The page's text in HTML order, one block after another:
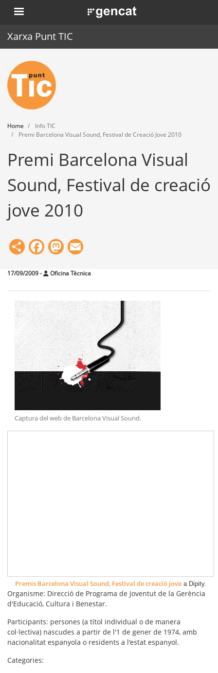
Skip
to
. Obre en una nova finestra.
Xarxa Punt TIC
Home
Punt TIC
News
Events
Training
Home
Info TIC
Premi Barcelona Visual Sound, Festival de Creació Jove 2010
Premi Barcelona Visual
Sound, Festival de creació
jove 2010
ShareFacebook
Mastodon
17/09/2009- Oficina Tècnica
Captura del web de Barcelona Visual Sound.
Premis Barcelona Visual Sound, Festival de creació jove a Dipity.
Organisme: Direcció de Programa de Joventut de la Gerència
d'Educació, Cultura i Benestar.
Participants: persones (a títol individual o de manera
col·lectiva) nascudes a partir de l'1 de gener de 1974, amb
nacionalitat espanyola o residents a l'estat espanyol.
Categories: